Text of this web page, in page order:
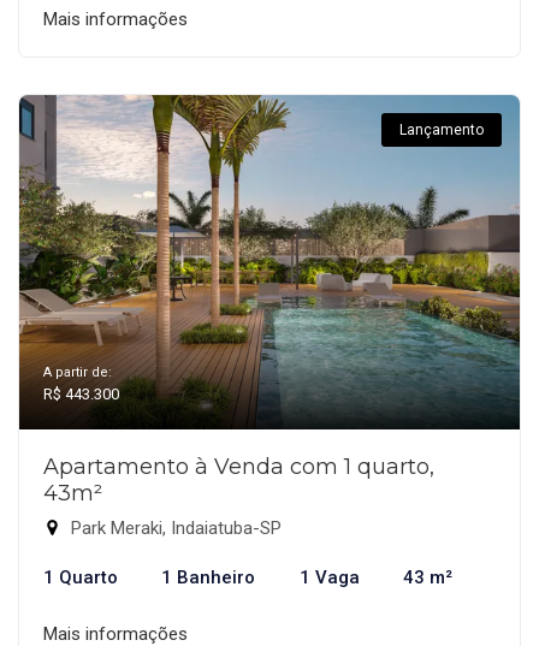
Mais informações
Lançamento
A partir de:
R$ 443.300
Apartamento à Venda com 1 quarto,
43m²
Park Meraki, Indaiatuba-SP
1 Quarto 1 Banheiro 1 Vaga 43 m²
Mais informações